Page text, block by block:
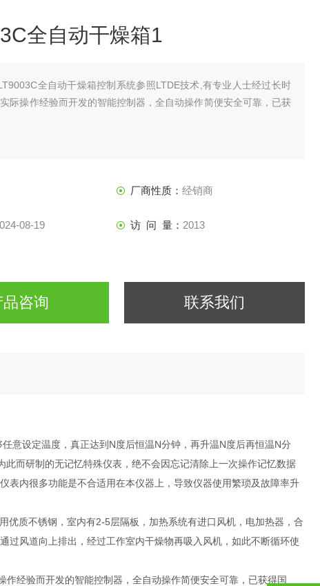
全自动干燥箱1
全自动干燥箱控制系统参照LTDE技术,有专业人士经过长时
际操作经验而开发的智能控制器，全自动操作简便安全可靠，已获
厂商性质： 经销商
08-19 访 问 量： 2013
品咨询 联系我们
意设定温度，真正达到N度后恒温N分钟，再升温N度后再恒温N分
而研制的无记忆特殊仪表，绝不会因忘记清除上一次操作记忆数据
表内很多功能是不合适用在本仪器上，导致仪器使用繁琐及故障率升
优质不锈钢，室内有2-5层隔板，加热系统有进口风机，电加热器，合
过风道向上排出，经过工作室内干燥物再吸入风机，如此不断循环使
经验而开发的智能控制器，全自动操作简便安全可靠，已获得国